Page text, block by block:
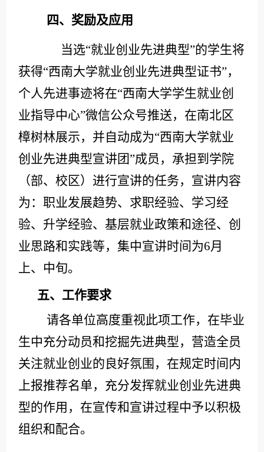
四、奖励及应用
当选“就业创业先进典型”的学生将
获得“西南大学就业创业先进典型证书”，
个人先进事迹将在“西南大学学生就业创
业指导中心”微信公众号推送，在南北区
樟树林展示，并自动成为“西南大学就业
创业先进典型宣讲团”成员，承担到学院
（部、校区）进行宣讲的任务，宣讲内容
为：职业发展趋势、求职经验、学习经
验、升学经验、基层就业政策和途径、创
业思路和实践等，集中宣讲时间为6月
上、中旬。
五、工作要求
请各单位高度重视此项工作，在毕业
生中充分动员和挖掘先进典型， 营造全员
关注就业创业的良好氛围 ， 在规定时间内
上报推荐名单，充分发挥就业创业先进典
型的作用，在宣传和宣讲过程中予以积极
组织和配合。